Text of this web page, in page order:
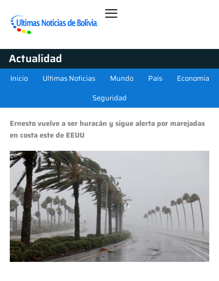
Actualidad
Inicio Ultimas Noticias Mundo País
Economía
Seguridad
Ernesto vuelve a ser huracán y sigue alerta por marejadas
en costa este de EEUU